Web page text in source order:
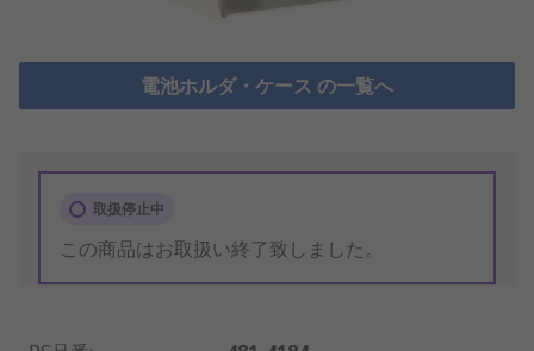
電池ホルダ・ケース の一覧へ
取扱停止中
この商品はお取扱い終了致しました。